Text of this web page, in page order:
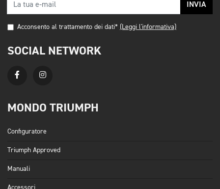
INVIA
Acconsento al trattamento dei dati* (Leggi l'informativa)
SOCIAL NETWORK
MONDO TRIUMPH
Configuratore
Triumph Approved
Manuali
Accessori